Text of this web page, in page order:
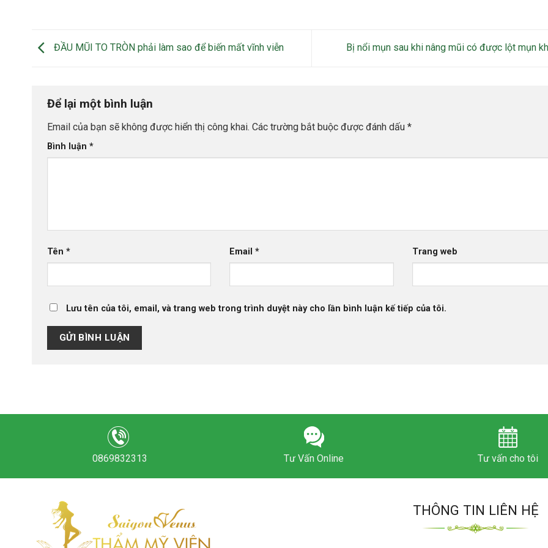
ĐẦU MŨI TO TRÒN phải làm sao để biến mất vĩnh viễn Bị nổi mụn sau khi nâng mũi có được lột mụn
Để lại một bình luận
Email của bạn sẽ không được hiển thị công khai. Các trường bắt buộc được đánh dấu *
Bình luận *
Tên * Email* Trang web
Lưu tên của tôi, email, và trang web trong trình duyệt này cho lần bình luận kế tiếp của tôi.
0869832313 Tư Vấn Online Tư vấn cho tôi
THÔNG TIN LIÊN HỆ